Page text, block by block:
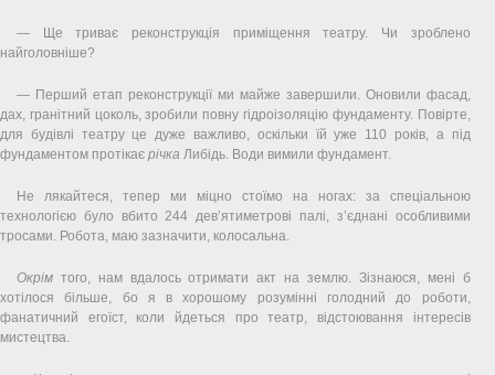
— Ще триває реконструкція приміщення театру. Чи зроблено
найголовніше?
— Перший етап реконструкції ми майже завершили. Оновили фасад,
дах, гранітний цоколь, зробили повну гідроізоляцію фундаменту. Повірте,
для будівлі театру це дуже важливо, оскільки їй уже 110 років, а під
фундаментом протікає річка Либідь. Води вимили фундамент.
Не лякайтеся, тепер ми міцно стоїмо на ногах: за спеціальною
технологією було вбито 244 дев’ятиметрові палі, з’єднані особливими
тросами. Робота, маю зазначити, колосальна.
Окрім того, нам вдалось отримати акт на землю. Зізнаюся, мені б
хотілося більше, бо я в хорошому розумінні голодний до роботи,
фанатичний егоїст, коли йдеться про театр, відстоювання інтересів
мистецтва.